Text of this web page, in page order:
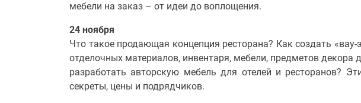
мебели на заказ – от идеи до воплощения.
24 ноября
Что такое продающая концепция ресторана? Как создать
отделочных материалов, инвентаря, мебели, предметов декора
разработать авторскую мебель для отелей и ресторанов?
секреты, цены и подрядчиков.